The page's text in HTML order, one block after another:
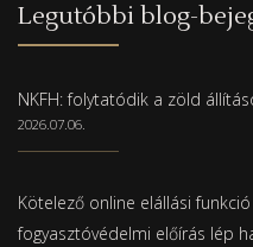
Legutóbbi blog-
NKFH: folytatódik a zöld
2026.07.06.
Kötelező online elállási
fogyasztóvédelmi előírás lép